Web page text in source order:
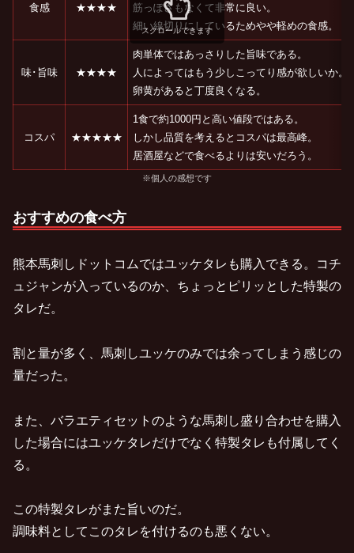
食感 ★★★★
筋っぽさもなくて非常に良い。
細い線切りにしているためやや軽めの食感。
味･旨味 ★★★★
肉単体ではあっさりした旨味である。
人によってはもう少しこってり感が欲しいか。
卵黄があると丁度良くなる。
コスパ ★★★★★
1食で約1000円と高い値段ではある。
しかし品質を考えるとコスパは最高峰。
居酒屋などで食べるよりは安いだろう。
スクロールできます
※個人の感想です
おすすめの食べ方
熊本馬刺しドットコムではユッケタレも購入できる。コチ
ュジャンが入っているのか、ちょっとピリッとした特製の
タレだ。
割と量が多く、馬刺しユッケのみでは余ってしまう感じの
量だった。
また、バラエティセットのような馬刺し盛り合わせを購入
した場合にはユッケタレだけでなく特製タレも付属してく
る。
この特製タレがまた旨いのだ。
調味料としてこのタレを付けるのも悪くない。